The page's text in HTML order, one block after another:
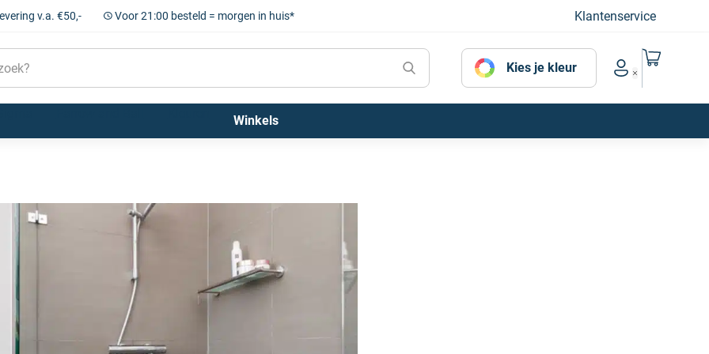
v.a. €50,- Voor 21:00 besteld = morgen in huis* Klantenservice
Kies je kleur
Account menu
Naar mijn
Winkels